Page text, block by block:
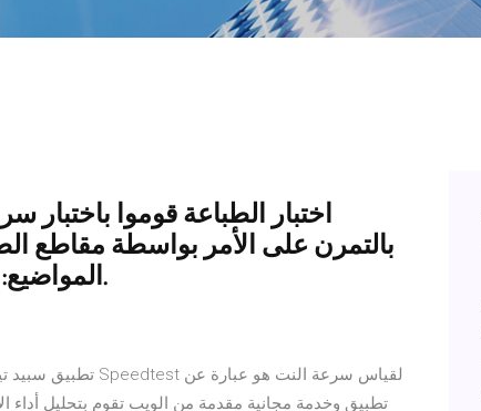
اختبار الطباعة قوموا
بالتمرن على الأمر بواسطة مقاطع
المواضيع: رياضة, تكنولوجيا, ترفيه, صحة وأعمال.